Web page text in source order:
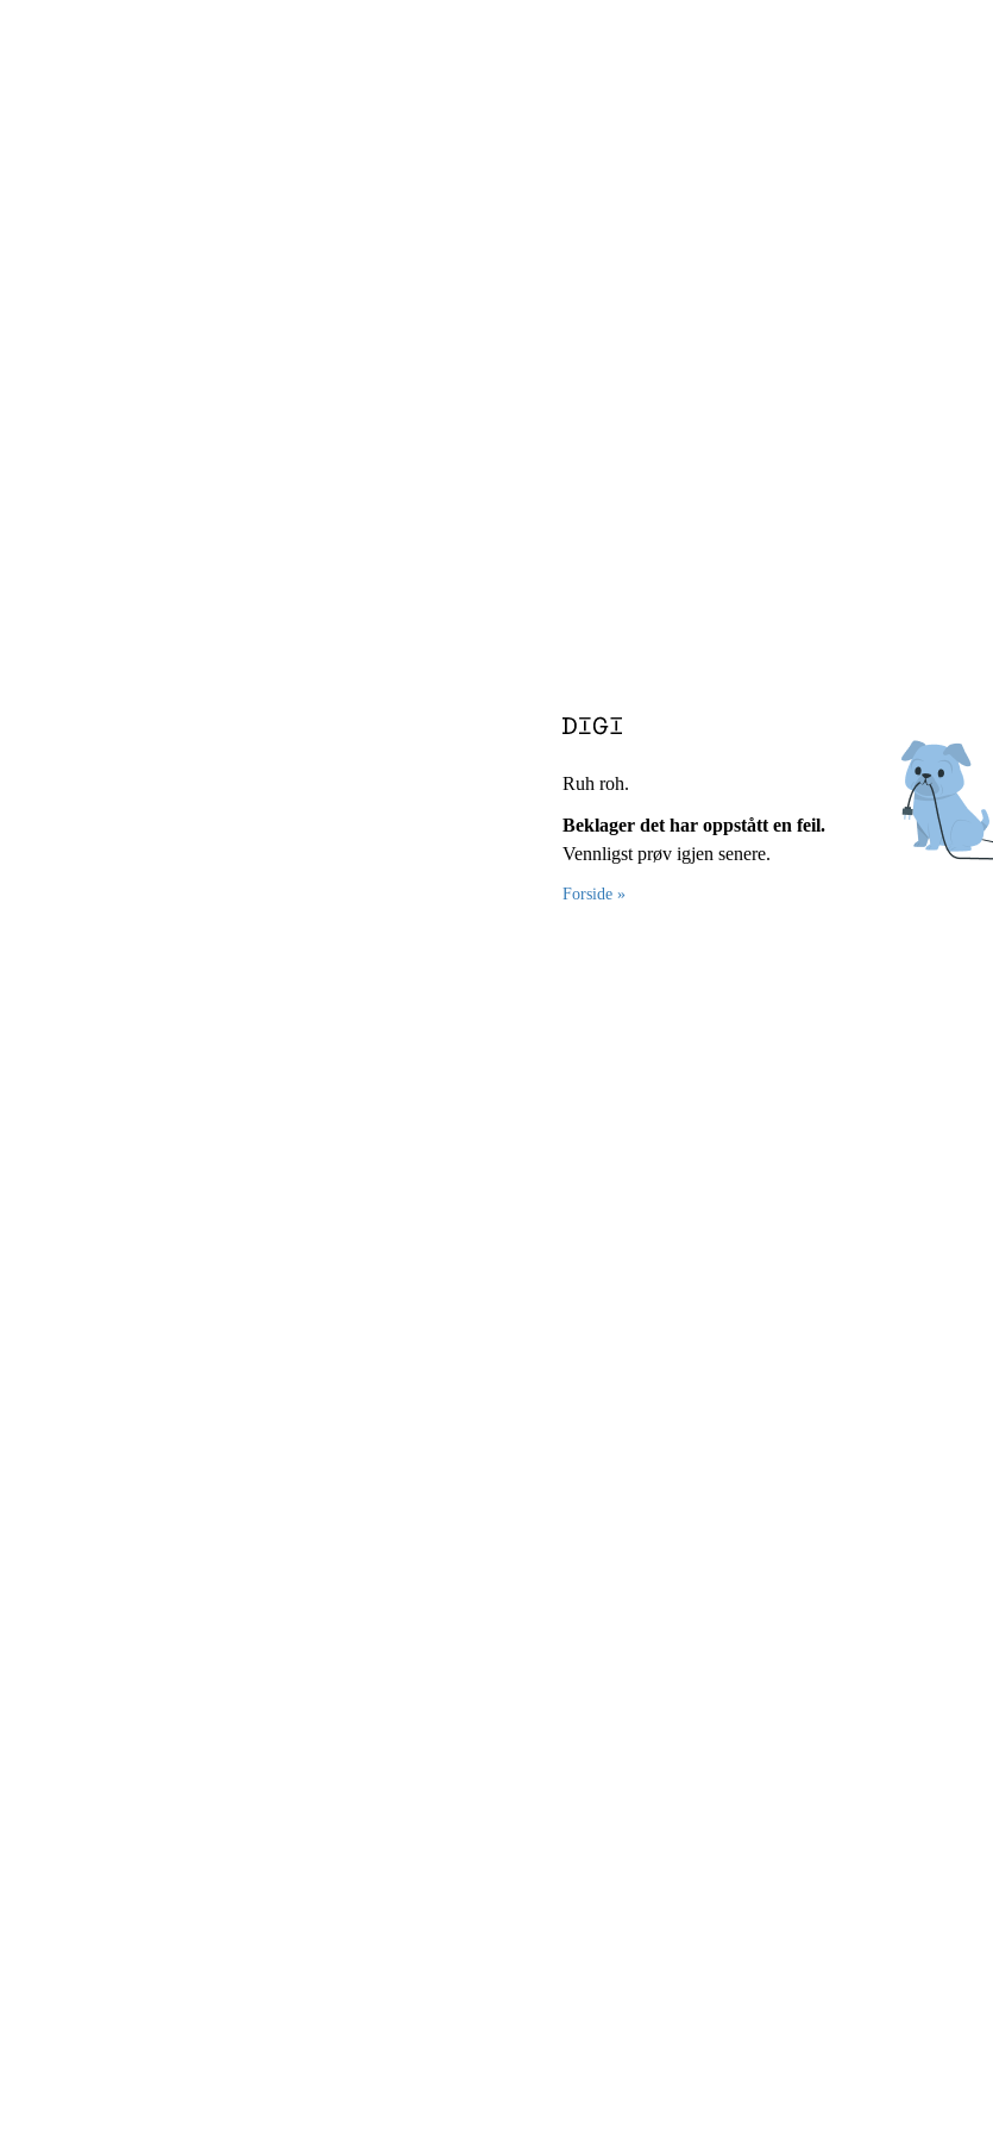
Ruh roh.
Beklager det har oppstått en feil.
Vennligst prøv igjen senere.
Forside »